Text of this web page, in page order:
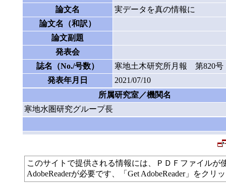
論文名
実データを真の情報に
論文名（和訳）
論文副題
発表会
誌名（No./号数）
寒地土木研究所月報 第820号
発表年月日
2021/07/10
所属研究室／機関名
寒地水圏研究グループ長
このサイトで提供される情報には、ＰＤＦファイル
AdobeReaderが必要です、「Get AdobeReader」をク